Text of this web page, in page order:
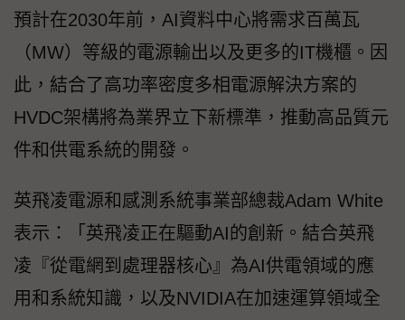
預計在2030年前，AI資料中心將需求百萬瓦
（MW）等級的電源輸出以及更多的IT機櫃。因
此，結合了高功率密度多相電源解決方案的
HVDC架構將為業界立下新標準，推動高品質元
件和供電系統的開發。
英飛凌電源和感測系統事業部總裁Adam White
表示：「英飛凌正在驅動AI的創新。結合英飛
凌『從電網到處理器核心』為AI供電領域的應
用和系統知識，以及NVIDIA在加速運算領域全